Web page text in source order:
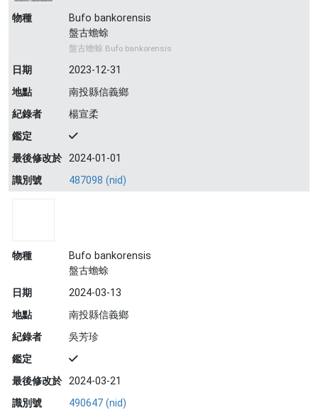
物種
Bufo bankorensis
盤古蟾蜍
盤古蟾蜍 Bufo bankorensis
日期
2023-12-31
地點
南投縣信義鄉
紀錄者
楊宣柔
鑑定
最後修改於 2024-01-01
識別號
487098 (nid)
物種
Bufo bankorensis
盤古蟾蜍
日期
2024-03-13
地點
南投縣信義鄉
紀錄者
吳芳珍
鑑定
最後修改於 2024-03-21
識別號
490647 (nid)